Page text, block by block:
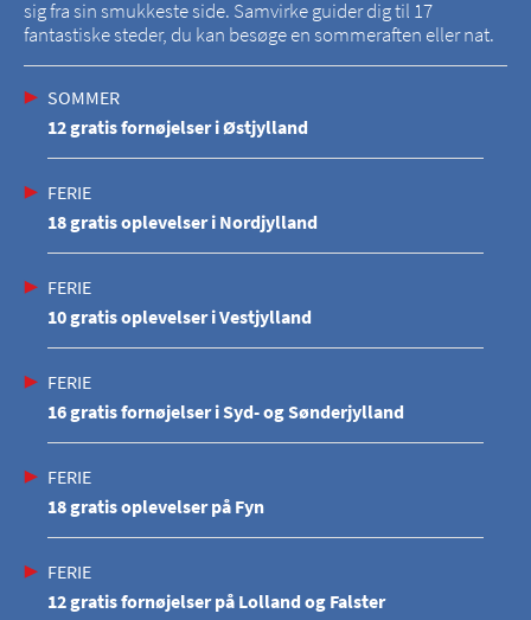
sig fra sin smukkeste side. Samvirke guider dig til 17
fantastiske steder, du kan besøge en sommeraften eller nat.
SOMMER
12 gratis fornøjelser i Østjylland
FERIE
18 gratis oplevelser i Nordjylland
FERIE
10 gratis oplevelser i Vestjylland
FERIE
16 gratis fornøjelser i Syd- og Sønderjylland
FERIE
18 gratis oplevelser på Fyn
FERIE
12 gratis fornøjelser på Lolland og Falster